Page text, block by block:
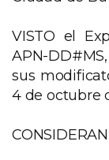
VISTO el
APN-
sus
4 de octubre